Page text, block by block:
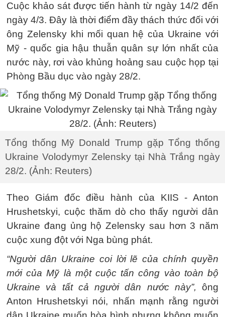
Cuộc khảo sát được tiến hành từ ngày 14/2 đến
ngày 4/3. Đây là thời điểm đầy thách thức đối với
ông Zelensky khi mối quan hệ của Ukraine với
Mỹ - quốc gia hậu thuẫn quân sự lớn nhất của
nước này, rơi vào khủng hoảng sau cuộc họp tại
Phòng Bầu dục vào ngày 28/2.
Tổng thống Mỹ Donald Trump gặp Tổng thống
Ukraine Volodymyr Zelensky tại Nhà Trắng ngày
28/2. (Ảnh: Reuters)
Theo Giám đốc điều hành của KIIS - Anton
Hrushetskyi, cuộc thăm dò cho thấy người dân
Ukraine đang ủng hộ Zelensky sau hơn 3 năm
cuộc xung đột với Nga bùng phát.
“Người dân Ukraine coi lời lẽ của chính quyền
mới của Mỹ là một cuộc tấn công vào toàn bộ
Ukraine và tất cả người dân nước này”, ông
Anton Hrushetskyi nói, nhấn mạnh rằng người